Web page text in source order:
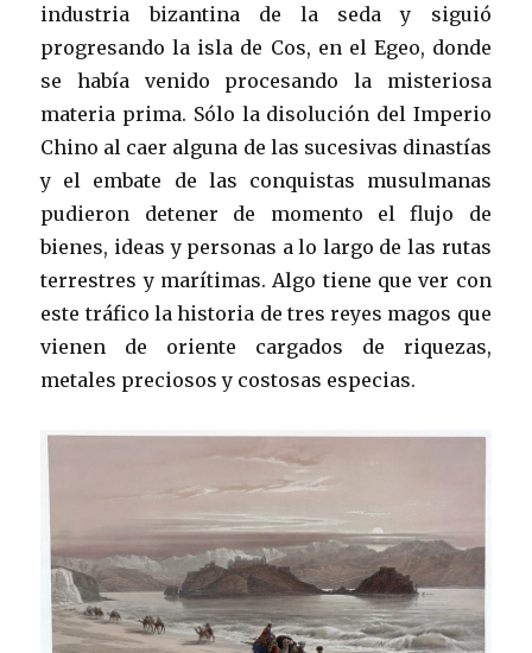
industria bizantina de la seda y siguió
progresando la isla de Cos, en el Egeo, donde
se había venido procesando la misteriosa
materia prima. Sólo la disolución del Imperio
Chino al caer alguna de las sucesivas dinastías
y el embate de las conquistas musulmanas
pudieron detener de momento el flujo de
bienes, ideas y personas a lo largo de las rutas
terrestres y marítimas. Algo tiene que ver con
este tráfico la historia de tres reyes magos que
vienen de oriente cargados de riquezas,
metales preciosos y costosas especias.